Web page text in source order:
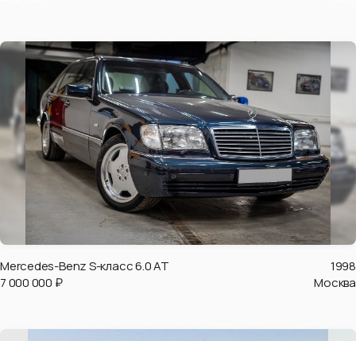
Mercedes-Benz S-класс 6.0 AT
1998
7 000 000 ₽
Москва